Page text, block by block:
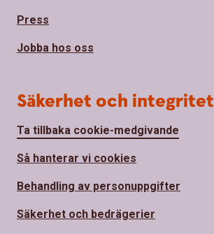
Press
Jobba hos oss
Säkerhet och integritet
Ta tillbaka cookie-medgivande
Så hanterar vi cookies
Behandling av personuppgifter
Säkerhet och bedrägerier